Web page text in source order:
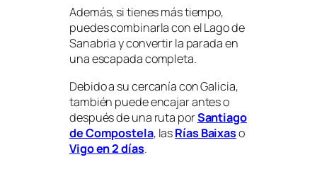
Además, si tienes más tiempo,
puedes combinarla con el Lago de
Sanabria y convertir la parada en
una escapada completa.
Debido a su cercanía con Galicia,
también puede encajar antes o
después de una ruta porSantiago
de Compostela, lasRías Baixaso
Vigo en 2 días.